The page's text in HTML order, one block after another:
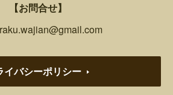
【お問合せ】
イバシーポリシー